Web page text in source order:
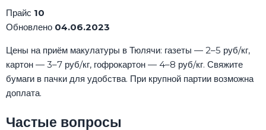
Прайс 10
Обновлено 04.06.2023
Цены на приём макулатуры в Тюлячи: газеты — 2–5 руб/кг,
картон — 3–7 руб/кг, гофрокартон — 4–8 руб/кг. Свяжите
бумаги в пачки для удобства. При крупной партии возможна
доплата.
Частые вопросы